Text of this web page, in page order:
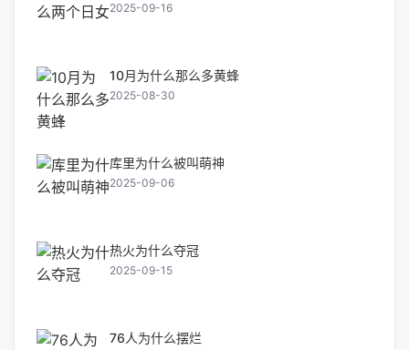
2025-09-16
10月为什么那么多黄蜂
2025-08-30
库里为什么被叫萌神
2025-09-06
热火为什么夺冠
2025-09-15
76人为什么摆烂